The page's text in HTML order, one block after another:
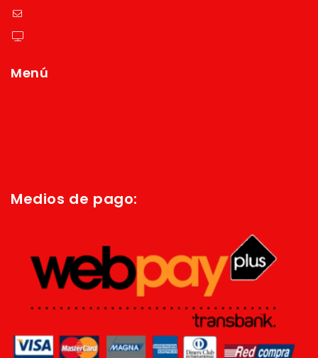
Menú
Medios de pago: